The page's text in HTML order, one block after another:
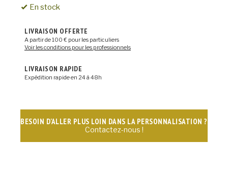
En stock
LIVRAISON OFFERTE
A partir de 100 € pour les particuliers
Voir les conditions pour les professionnels
LIVRAISON RAPIDE
Expédition rapide en 24 à 48h
BESOIN D'ALLER PLUS LOIN DANS LA PERSONNALISATION ?
Contactez-nous !